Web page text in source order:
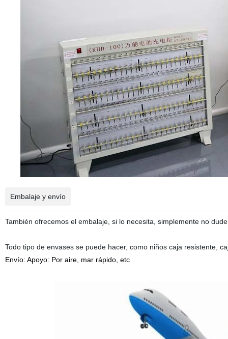
Embalaje y envío
También ofrecemos el embalaje, si lo necesita, simplemente no
Todo tipo de envases se puede hacer, como niños caja resistente,
Envío: Apoyo: Por aire, mar rápido, etc